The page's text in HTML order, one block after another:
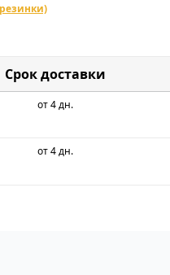
Срок доставки
от 4 дн.
от 4 дн.